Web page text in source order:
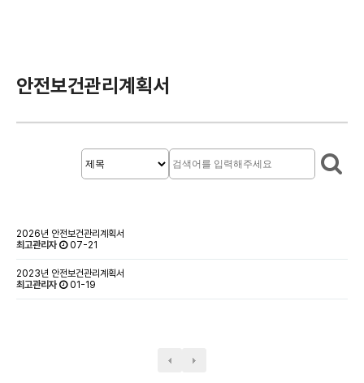
안전보건관리계획서
2026년 안전보건관리계획서
최고관리자
07-21
2023년 안전보건관리계획서
최고관리자
01-19